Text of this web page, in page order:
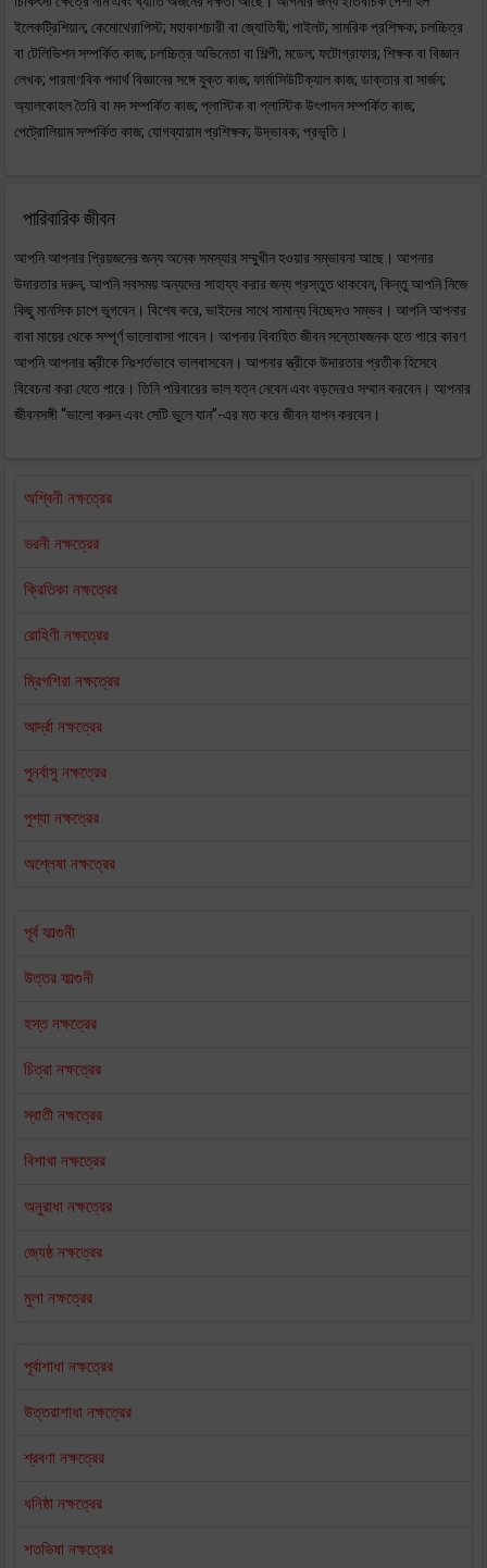
ইলেকট্রিশিয়ান; কেমোথেরাপিস্ট; মহাকাশচারী বা জ্যোতিষী; পাইলট; সামরিক প্রশিক্ষক; চলচ্চিত্র
বা টেলিভিশন সম্পর্কিত কাজ; চলচ্চিত্র অভিনেতা বা শিল্পী; মডেল; ফটোগ্রাফার; শিক্ষক বা বিজ্ঞান
লেখক; পারমাণবিক পদার্থ বিজ্ঞানের সঙ্গে যুক্ত কাজ; ফার্মাসিউটিক্যাল কাজ; ডাক্তার বা সার্জন;
অ্যালকোহল তৈরি বা মদ সম্পর্কিত কাজ; প্লাস্টিক বা প্লাস্টিক উৎপাদন সম্পর্কিত কাজ;
পেট্রোলিয়াম সম্পর্কিত কাজ; যোগব্যায়াম প্রশিক্ষক; উদ্ভাবক; প্রভৃতি।
পারিবারিক জীবন
আপনি আপনার প্রিয়জনের জন্য অনেক সমস্যার সম্মুখীন হওয়ার সম্ভাবনা আছে। আপনার
উদারতার দরুন, আপনি সবসময় অন্যদের সাহায্য করার জন্য প্রস্তুত থাকবেন, কিন্তু আপনি নিজে
কিছু মানসিক চাপে ভুগবেন। বিশেষ করে, ভাইদের সাথে সামান্য বিচ্ছেদও সম্ভব। আপনি আপনার
বাবা মায়ের থেকে সম্পূর্ণ ভালোবাসা পাবেন। আপনার বিবাহিত জীবন সন্তোষজনক হতে পারে কারণ
আপনি আপনার স্ত্রীকে নিঃশর্তভাবে ভালবাসবেন। আপনার স্ত্রীকে উদারতার প্রতীক হিসেবে
বিবেচনা করা যেতে পারে। তিনি পরিবারের ভাল যত্ন নেবেন এবং বড়দেরও সম্মান করবেন। আপনার
জীবনসঙ্গী “ভালো করুন এবং সেটি ভুলে যান”-এর মত করে জীবন যাপন করবেন।
অশ্বিনী নক্ষত্রের
ভরনী নক্ষত্রের
ক্রিতিকা নক্ষত্রের
রোহিণী নক্ষত্রের
ম্রিগশিরা নক্ষত্রের
আর্দ্রা নক্ষত্রের
পুনর্বাসু নক্ষত্রের
পুশ্যা নক্ষত্রের
অশ্লেষা নক্ষত্রের
পূর্ব ফাল্গুনী
উত্তর ফাল্গুনী
হস্ত নক্ষত্রের
চিত্রা নক্ষত্রের
স্বাতী নক্ষত্রের
বিশাখা নক্ষত্রের
অনুরাধা নক্ষত্রের
জ্যেষ্ঠ নক্ষত্রের
মুলা নক্ষত্রের
পূর্বাশাধা নক্ষত্রের
উত্তরাশাধা নক্ষত্রের
শ্রবণা নক্ষত্রের
ধনিষ্ঠা নক্ষত্রের
শতভিষা নক্ষত্রের